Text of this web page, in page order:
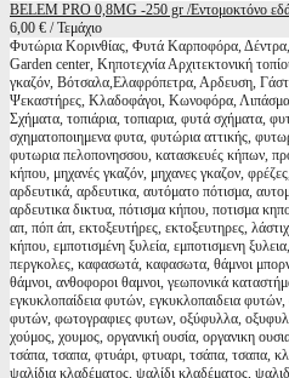
BELEM PRO 0,8MG -250 gr /Εντομοκτόνο
6,00 € / Τεμάχιο
Φυτώρια Κορινθίας, Φυτά Καρποφόρα,
Garden center, Κηποτεχνία Αρχιτεκτονική
γκαζόν, Βότσαλα,Ελαφρόπετρα, Αρδευση,
Ψεκαστήρες, Κλαδοφάγοι, Κωνοφόρα,
Σχήματα, τοπιάρια, τοπιαρια, φυτά σχήματα,
σχηματοποιημενα φυτα, φυτώρια αττικής,
φυτωρια πελοπονησσου, κατασκευές κήπων,
κήπου, μηχανές γκαζόν, μηχανες γκαζον,
αρδευτικά, αρδευτικα, αυτόματο πότισμα,
αρδευτικα δικτυα, πότισμα κήπου, ποτισμα
απ, πόπ άπ, εκτοξευτήρες, εκτοξευτηρες,
κήπου, εμποτισμένη ξυλεία, εμποτισμενη
περγκολες, καφασωτά, καφασωτα, θάμνοι
θάμνοι, ανθοφοροι θαμνοι, γεωπονικά
εγκυκλοπαίδεια φυτών, εγκυκλοπαιδεια
φυτών, φωτογραφιες φυτων, οξύφυλλα,
χούμος, χουμος, οργανική ουσία, οργανικη
τσάπα, τσαπα, φτυάρι, φτυαρι, τσάπα, τσαπα,
ψαλίδια κλαδέματος, ψαλίδι κλαδέματος,